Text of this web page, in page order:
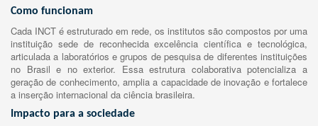
Como funcionam
Cada INCT é estruturado em rede, os institutos são compostos por uma
instituição sede de reconhecida excelência científica e tecnológica,
articulada a laboratórios e grupos de pesquisa de diferentes instituições
no Brasil e no exterior. Essa estrutura colaborativa potencializa a
geração de conhecimento, amplia a capacidade de inovação e fortalece
a inserção internacional da ciência brasileira.
Impacto para a sociedade